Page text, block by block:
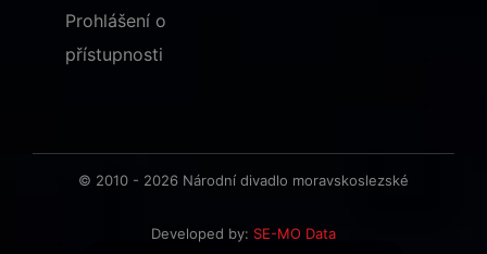
Prohlášení o
přístupnosti
© 2010 - 2026 Národní divadlo moravskoslezské
Developed by: SE-MO Data